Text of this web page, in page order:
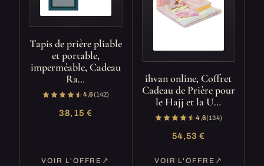
Tapis de prière pliable
et portable,
imperméable, Cadeau
Ra…
4,6(142)
38,15 €
VOIR L'OFFRE
ihvan online, Coffret
Cadeau de Prière pour
le Hajj et la U…
4,6(134)
54,53 €
VOIR L'OFFRE